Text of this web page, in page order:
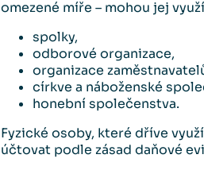
omezené míře – mohou jej
spolky,
odborové organizace,
organizace
církve a náboženské
honební společenstva.
Fyzické osoby, které dříve
účtovat podle zásad daňové